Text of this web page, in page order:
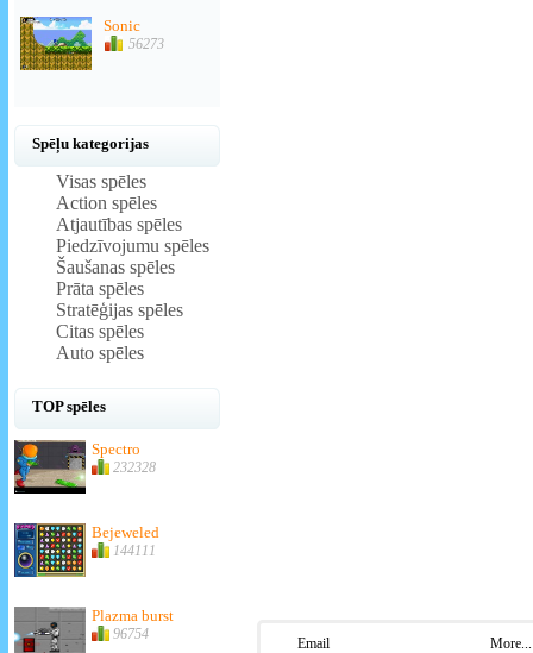
Sonic
56273
Spēļu kategorijas
Visas spēles
Action spēles
Atjautības spēles
Piedzīvojumu spēles
Šaušanas spēles
Prāta spēles
Stratēģijas spēles
Citas spēles
Auto spēles
TOP spēles
Spectro
232328
Bejeweled
144111
Plazma burst
96754
Email More...